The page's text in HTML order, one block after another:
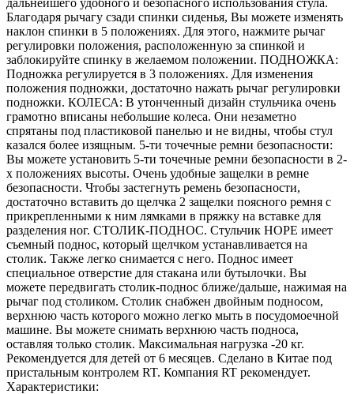
Благодаря рычагу сзади спинки сиденья, Вы можете изменять
наклон спинки в 5 положениях. Для этого, нажмите рычаг
регулировки положения, расположенную за спинкой и
заблокируйте спинку в желаемом положении. ПОДНОЖКА:
Подножка регулируется в 3 положениях. Для изменения
положения подножки, достаточно нажать рычаг регулировки
подножки. КОЛЕСА: В утонченный дизайн стульчика очень
грамотно вписаны небольшие колеса. Они незаметно
спрятаны под пластиковой панелью и не видны, чтобы стул
казался более изящным. 5-ти точечные ремни безопасности:
Вы можете установить 5-ти точечные ремни безопасности в 2-
х положениях высоты. Очень удобные защелки в ремне
безопасности. Чтобы застегнуть ремень безопасности,
достаточно вставить до щелчка 2 защелки поясного ремня с
прикрепленными к ним лямками в пряжку на вставке для
разделения ног. СТОЛИК-ПОДНОС. Стульчик HOPE имеет
съемный поднос, который щелчком устанавливается на
столик. Также легко снимается с него. Поднос имеет
специальное отверстие для стакана или бутылочки. Вы
можете передвигать столик-поднос ближе/дальше, нажимая на
рычаг под столиком. Столик снабжен двойным подносом,
верхнюю часть которого можно легко мыть в посудомоечной
машине. Вы можете снимать верхнюю часть подноса,
оставляя только столик. Максимальная нагрузка -20 кг.
Рекомендуется для детей от 6 месяцев. Сделано в Китае под
пристальным контролем RT. Компания RT рекомендует.
Характеристики: